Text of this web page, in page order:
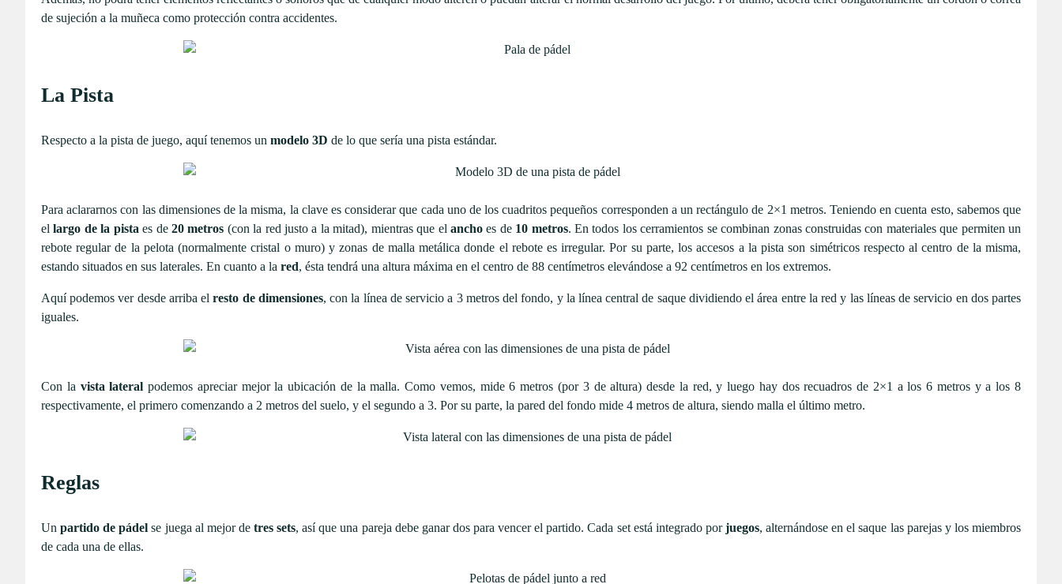
de sujeción a la muñeca como protección contra accidentes.
La Pista
Respecto a la pista de juego, aquí tenemos un modelo 3D de lo que sería una pista estándar.
Para aclararnos con las dimensiones de la misma, la clave es considerar que cada uno de los cuadritos pequeños corresponden a un rectángulo de 2×1 metros. Teniendo en cuenta esto, sabemos que
ellargo de la pista es de 20 metros (con la red justo a la mitad), mientras que el anchoes de 10 metros. En todos los cerramientos se combinan zonas construidas con materiales que permiten un
rebote regular de la pelota (normalmente cristal o muro) y zonas de malla metálica donde el rebote es irregular. Por su parte, los accesos a la pista son simétricos respecto al centro de la misma,
estando situados en sus laterales. En cuanto a la red, ésta tendrá una altura máxima en el centro de 88 centímetros elevándose a 92 centímetros en los extremos.
Aquí podemos ver desde arriba elresto de dimensiones, con la línea de servicio a 3 metros del fondo, y la línea central de saque dividiendo el área entre la red y las líneas de servicio en dos partes
iguales.
Con la vista lateral podemos apreciar mejor la ubicación de la malla. Como vemos, mide 6 metros (por 3 de altura) desde la red, y luego hay dos recuadros de 2×1 a los 6 metros y a los 8
respectivamente, el primero comenzando a 2 metros del suelo, y el segundo a 3. Por su parte, la pared del fondo mide 4 metros de altura, siendo malla el último metro.
Reglas
Unpartido de pádel se juega al mejor detres sets, así que una pareja debe ganar dos para vencer el partido. Cada set está integrado porjuegos, alternándose en el saque las parejas y los miembros
de cada una de ellas.